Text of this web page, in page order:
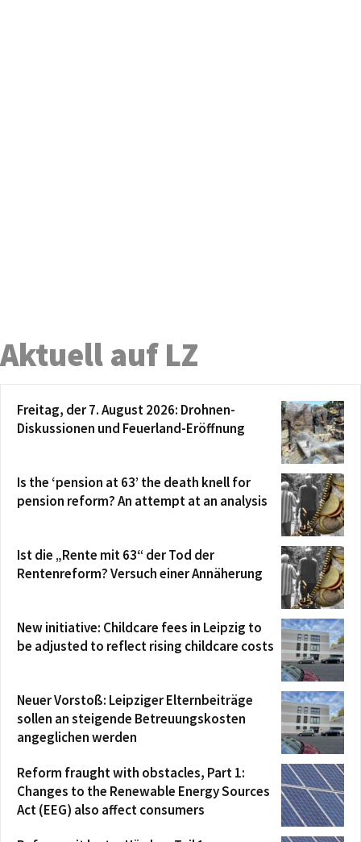
Aktuell auf LZ
Freitag, der 7. August 2026: Drohnen-
Diskussionen und Feuerland-Eröffnung
Is the ‘pension at 63’ the death knell for
pension reform? An attempt at an analysis
Ist die „Rente mit 63“ der Tod der
Rentenreform? Versuch einer Annäherung
New initiative: Childcare fees in Leipzig to
be adjusted to reflect rising childcare costs
Neuer Vorstoß: Leipziger Elternbeiträge
sollen an steigende Betreuungskosten
angeglichen werden
Reform fraught with obstacles, Part 1:
Changes to the Renewable Energy Sources
Act (EEG) also affect consumers